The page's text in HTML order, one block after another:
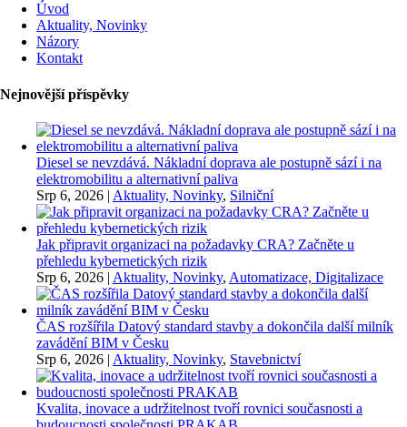
Úvod
Aktuality, Novinky
Názory
Kontakt
Nejnovější příspěvky
Diesel se nevzdává. Nákladní doprava ale postupně sází i na
elektromobilitu a alternativní paliva
Srp 6, 2026 | Aktuality, Novinky, Silniční
Jak připravit organizaci na požadavky CRA? Začněte u
přehledu kybernetických rizik
Srp 6, 2026 | Aktuality, Novinky, Automatizace, Digitalizace
ČAS rozšířila Datový standard stavby a dokončila další milník
zavádění BIM v Česku
Srp 6, 2026 | Aktuality, Novinky, Stavebnictví
Kvalita, inovace a udržitelnost tvoří rovnici současnosti a